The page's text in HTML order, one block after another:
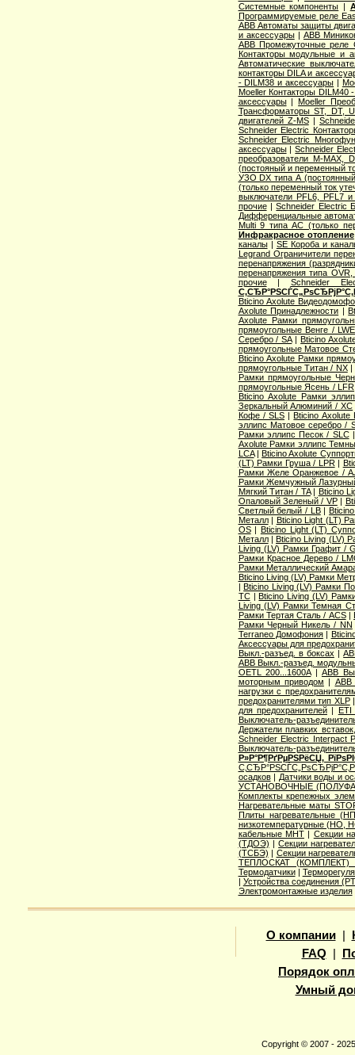
Системные компоненты |
Программируемые реле
ABB Автоматы защиты
и аксессуары|ABB
ABB Промежуточные реле
Контакторы модульные и
Автоматические
контакторы DILA и
- DILM38 и аксессуары |
Moeller Контакторы DILM40
аксессуары|Moeller
Трансформаторы ST, DT,
двигателей Z-MS|
Schneider Electric
Schneider Electric
аксессуары|Schneider
преобразователи M-MAX,
(постояный и переменный
УЗО DX типа А
(только переменный ток
выключатели PFL6, PFL7 и
прочие|Schneider Electric
Дифференциальные
Multi 9 типа АС (только
Инфракрасное отопление
каналы| SE Короба и
Legrand Ограничители
перенапряжения
перенапряжения типа
прочие|Schneider
Bticino Axolute
Axolute Принадлежности |
Axolute Рамки
прямоугольные Венге / LWE
Серебро / SA|Bticino
прямоугольные Матовое
Bticino Axolute Рамки
прямоугольные Титан / NX|
Рамки прямоугольные
прямоугольные Ясень / LFR
Bticino Axolute Рамки
Зеркальный Алюминий / XC
Кофе / SLS|Bticino Axolute
эллипс Матовое серебро /
Рамки эллипс Песок / SLC
Axolute Рамки эллипс
LCA|Bticino Axolute
(LT) Рамки Груша / LPR|
Рамки Желе Оранжевое /
Рамки Жемчужный
Мягкий Титан / TA| Bticino
Опаловый Зеленый / VP|
Светлый белый / LB|
Металл| Bticino Light (LT)
OS| Bticino Light (LT)
Металл|Bticino Living (LV)
Living (LV) Рамки Графит /
Рамки Красное Дерево /
Рамки Металлический
Bticino Living (LV) Рамки
|Bticino Living (LV) Рамки
TC|Bticino Living (LV)
Living (LV) Рамки Темная
Рамки Тертая Сталь / ACS|
Рамки Черный Никель / NN
Terraneo Домофония|
Аксессуары для
Выкл.-разъед. в боксах |
ABB Выкл.-разъед.
OETL 200...1600A| ABB
моторным приводом | ABB
нагрузки с
предохранителями тип XLP
для предохранителей| ETI
Выключатель-
Держатели плавких
Schneider Electric Interpact
Выключатель-
Р»Р°Р¶РґРµРЅРёСЏ,
осадков| Датчики воды и
УСТАНОВОЧНЫЕ
Комплекты крепежных
Нагревательные маты
Плиты нагревательные
низкотемпературные
кабельные МНТ| Секции
(ТДОЭ) |Секции
(ТСБЭ) | Секции
ТЕПЛОСКАТ (КОМПЛЕКТ)
Термодатчики|
| Устройства соединения
Электромонтажные изделия
О компании|
FAQ
Порядок
Умный
Copyright © 2007 -